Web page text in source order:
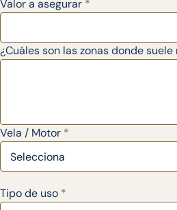
Valor a asegurar *
¿Cuáles son las zonas donde
Vela / Motor *
Tipo de uso *